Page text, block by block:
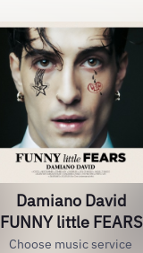
Damiano David
FUNNY little FEARS
Choose music service